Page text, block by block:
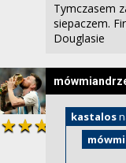
Tymczasem
siepaczem.
Douglasie
kastalos